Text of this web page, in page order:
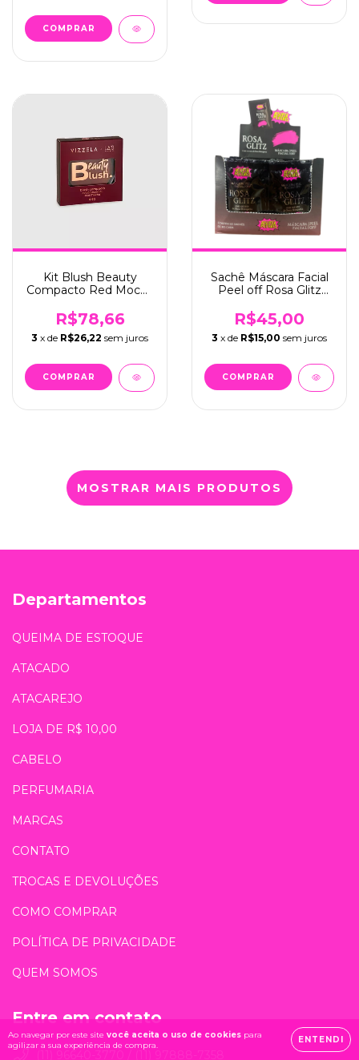
Ao navegar por este site você aceita o uso de cookies para
agilizar a sua experiência de compra.
ENTENDI
Kit Blush Beauty
Compacto Red Mocha
R$78,66
3 x de R$26,22 sem juros
Sachê Máscara Facial
Peel off Rosa Glitz
(MFSP41)
R$45,00
3 x de R$15,00 sem juros
MOSTRAR MAIS PRODUTOS
Departamentos
QUEIMA DE ESTOQUE
ATACADO
ATACAREJO
LOJA DE R$ 10,00
CABELO
PERFUMARIA
MARCAS
CONTATO
TROCAS E DEVOLUÇÕES
COMO COMPRAR
POLÍTICA DE PRIVACIDADE
QUEM SOMOS
Entre em contato